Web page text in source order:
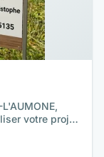
votre projet